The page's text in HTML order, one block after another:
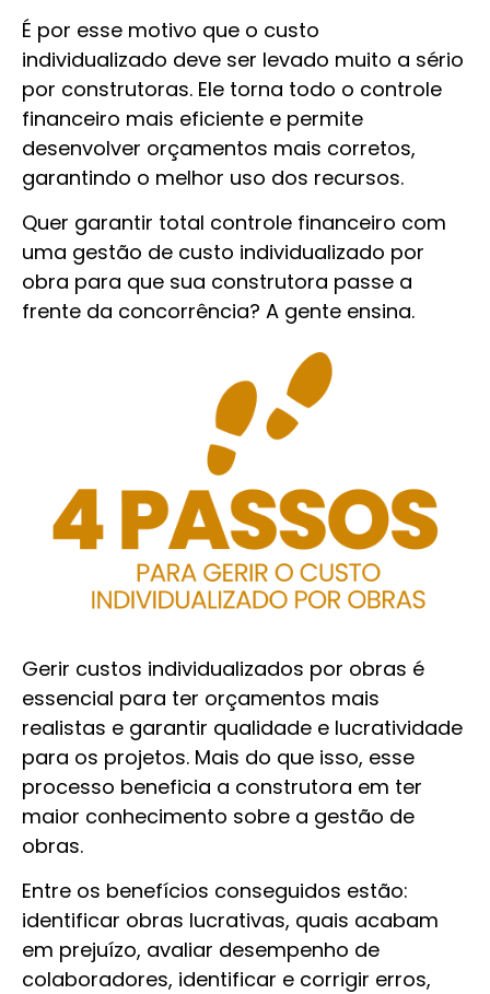
É por esse motivo que o custo
individualizado deve ser levado muito a sério
por construtoras. Ele torna todo o controle
financeiro mais eficiente e permite
desenvolver orçamentos mais corretos,
garantindo o melhor uso dos recursos.
Quer garantir total controle financeiro com
uma gestão de custo individualizado por
obra para que sua construtora passe a
frente da concorrência? A gente ensina.
Gerir custos individualizados por obras é
essencial para ter orçamentos mais
realistas e garantir qualidade e lucratividade
para os projetos. Mais do que isso, esse
processo beneficia a construtora em ter
maior conhecimento sobre a gestão de
obras.
Entre os benefícios conseguidos estão:
identificar obras lucrativas, quais acabam
em prejuízo, avaliar desempenho de
colaboradores, identificar e corrigir erros,